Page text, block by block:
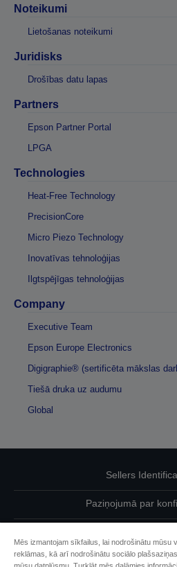
Noteikumi
Lietošanas noteikumi
Juridisks
Drošības datu lapas
Partners
Epson Partner Portal
LPGA
Technologies
Heat-Free Technology
PrecisionCore
Micro Piezo Technology
Inovatīvas tehnoloģijas
Ilgtspējīgas tehnoloģijas
Company
Executive Team
Epson Europe Electronics
Digigraphie® (sertificēta mākslas
Tiešā druka uz audumu
Global
Sellers
Paziņojumā par
Sazinieties ar mums
Mēs izmantojam sīkfailus, lai nodrošinātu mūsu
reklāmas, kā arī nodrošinātu sociālo